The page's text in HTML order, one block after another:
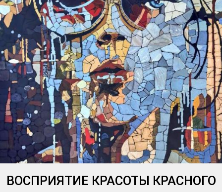
ВОСПРИЯТИЕ КРАСОТЫ КРАСНОГО